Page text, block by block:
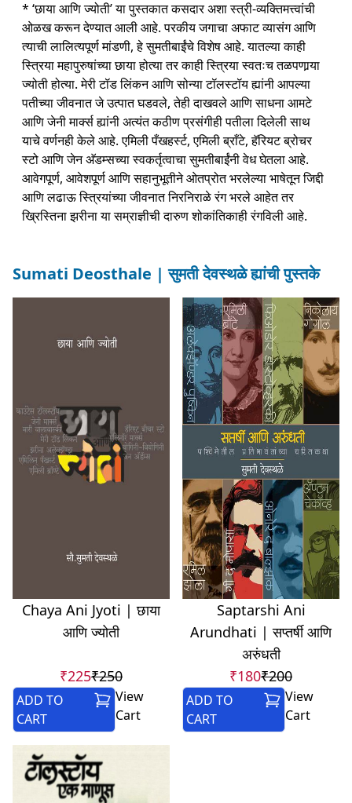
* ‘छाया आणि ज्योती’ या पुस्तकात कसदार अशा स्त्री-व्यक्तिमत्त्वांची
ओळख करून देण्यात आली आहे. परकीय जगाचा अफाट व्यासंग आणि
त्याची लालित्यपूर्ण मांडणी, हे सुमतीबाईंचे विशेष आहे. यातल्या काही
स्त्रिया महापुरुषांच्या छाया होत्या तर काही स्त्रिया स्वतःच तळपणार्‍या
ज्योती होत्या. मेरी टॉड लिंकन आणि सोन्या टॉलस्टॉय ह्यांनी आपल्या
पतीच्या जीवनात जे उत्पात घडवले, तेही दाखवले आणि साधना आमटे
आणि जेनी मार्क्स ह्यांनी अत्यंत कठीण प्रसंगीही पतीला दिलेली साथ
याचे वर्णनही केले आहे. एमिली पँखहर्स्ट, एमिली ब्राँटे, हॅरियट ब्रोचर
स्टो आणि जेन अ‍ॅडम्सच्या स्वकर्तृत्वाचा सुमतीबाईंनी वेध घेतला आहे.
आवेगपूर्ण, आवेशपूर्ण आणि सहानुभूतीने ओतप्रोत भरलेल्या भाषेतून जिद्दी
आणि लढाऊ स्त्रियांच्या जीवनात निरनिराळे रंग भरले आहेत तर
ख्रिस्तिना झरीना या सम्राज्ञीची दारुण शोकांतिकाही रंगविली आहे.
Sumati Deosthale | सुमती देवस्थळे ह्यांची पुस्तके
Chaya Ani Jyoti | छाया
आणि ज्योती
₹225₹250
ADD TO
CART
View
Cart
Saptarshi Ani
Arundhati | सप्तर्षी आणि
अरुंधती
₹180₹200
ADD TO
CART
View
Cart